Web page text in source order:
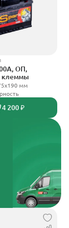
ОП,
клеммы
мм
4 200 ₽